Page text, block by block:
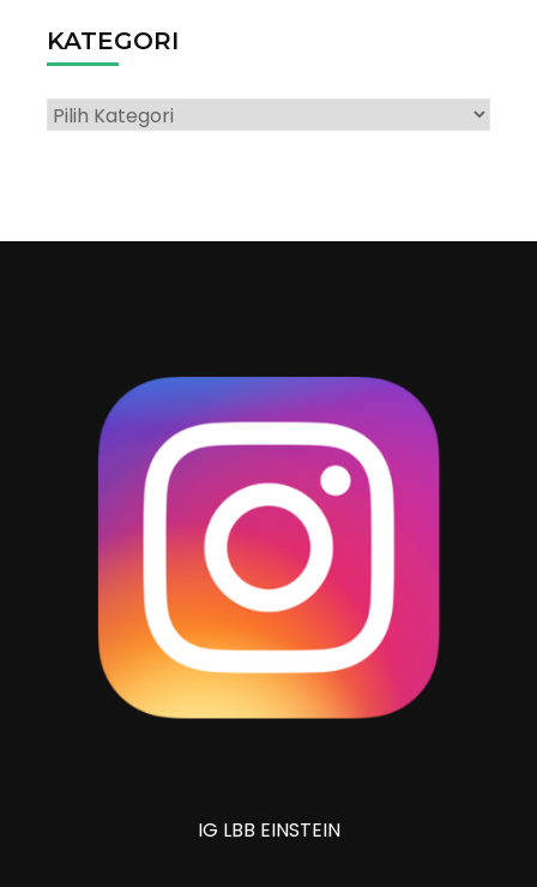
KATEGORI
Kategori
IG LBB EINSTEIN